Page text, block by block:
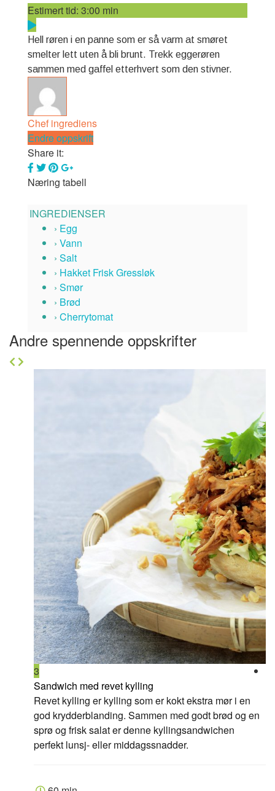
Estimert tid: 3:00 min
Hell røren i en panne som er så varm at smøret
smelter lett uten å bli brunt. Trekk eggerøren
sammen med gaffel etterhvert som den stivner.
Chef ingrediens
Endre oppskrift
Share it:
Næring tabell
INGREDIENSER
› Egg
› Vann
› Salt
› Hakket Frisk Gressløk
› Smør
› Brød
› Cherrytomat
Andre spennende oppskrifter
3
Sandwich med revet kylling
Revet kylling er kylling som er kokt ekstra mør i en
god krydderblanding. Sammen med godt brød og en
sprø og frisk salat er denne kyllingsandwichen
perfekt lunsj- eller middagssnadder.